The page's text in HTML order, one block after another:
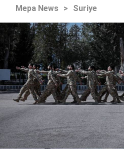
Mepa News > Suriye